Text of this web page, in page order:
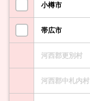
小樽市
帯広市
河西郡更別村
河西郡中札内村